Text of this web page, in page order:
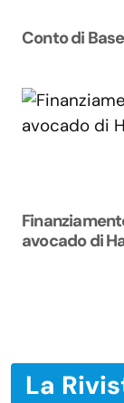
Conto di
avocado di
La